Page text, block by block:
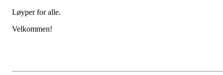
Løyper for alle.
Velkommen!